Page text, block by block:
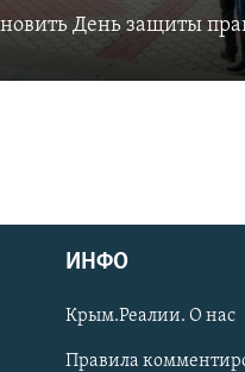
День защиты
ИНФО
Крым.Реалии. О нас
Правила